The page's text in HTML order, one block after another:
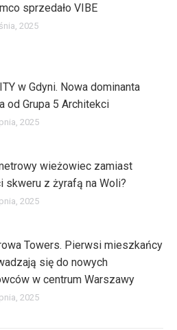
sprzedało VIBE
2025
w Gdyni. Nowa dominanta
od Grupa 5 Architekci
2025
wieżowiec zamiast
skweru z żyrafą na Woli?
2025
Towers. Pierwsi mieszkańcy
się do nowych
w centrum Warszawy
2025